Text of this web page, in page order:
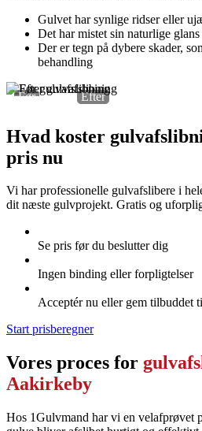
Gulvet har synlige ridser eller
Det har mistet sin naturlige
Der er tegn på dybere skader,
behandling
Efter
Før
Hvad koster
pris nu
Vi har professionelle gulvafslibere i
dit næste gulvprojekt. Gratis og
Se pris før du beslutter dig
Ingen binding eller forpligtelser
Acceptér nu eller gem tilbuddet
Start prisberegner
Vores proces for
Aakirkeby
Hos 1Gulvmand har vi en velafprøvet